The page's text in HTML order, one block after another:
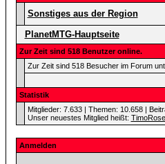
Sonstiges aus der Region
PlanetMTG-Hauptseite
Zur Zeit sind 518 Benutzer online.
Zur Zeit sind 518 Besucher im Forum
Statistik
Mitglieder: 7.633 | Themen: 10.658 |
Unser neuestes Mitglied heißt:
Anmelden